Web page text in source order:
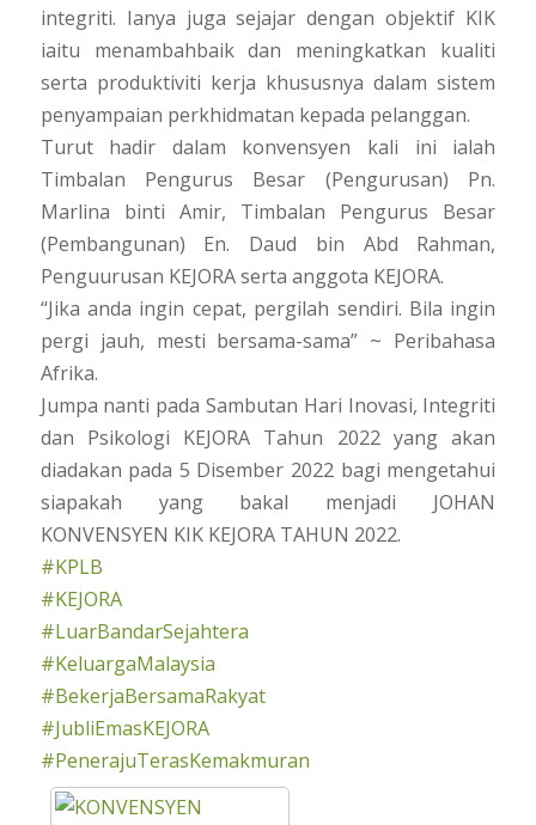
integriti. Ianya juga sejajar dengan objektif KIK
iaitu menambahbaik dan meningkatkan kualiti
serta produktiviti kerja khususnya dalam sistem
penyampaian perkhidmatan kepada pelanggan.
Turut hadir dalam konvensyen kali ini ialah
Timbalan Pengurus Besar (Pengurusan) Pn.
Marlina binti Amir, Timbalan Pengurus Besar
(Pembangunan) En. Daud bin Abd Rahman,
Penguurusan KEJORA serta anggota KEJORA.
“Jika anda ingin cepat, pergilah sendiri. Bila ingin
pergi jauh, mesti bersama-sama” ~ Peribahasa
Afrika.
Jumpa nanti pada Sambutan Hari Inovasi, Integriti
dan Psikologi KEJORA Tahun 2022 yang akan
diadakan pada 5 Disember 2022 bagi mengetahui
siapakah yang bakal menjadi JOHAN
KONVENSYEN KIK KEJORA TAHUN 2022.
#KPLB
#KEJORA
#LuarBandarSejahtera
#KeluargaMalaysia
#BekerjaBersamaRakyat
#JubliEmasKEJORA
#PenerajuTerasKemakmuran